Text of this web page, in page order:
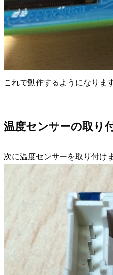
これで動作するようになりま
温度センサーの取り
次に温度センサーを取り付けま